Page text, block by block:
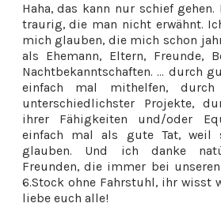
Haha, das kann nur schief
traurig, die man nicht erwähnt.
mich glauben, die mich schon
als Ehemann, Eltern, Freunde,
Nachtbekanntschaften. ... durch
einfach mal mithelfen, durch
unterschiedlichster Projekte,
ihrer Fähigkeiten und/oder
einfach mal als gute Tat, weil
glauben. Und ich danke
Freunden, die immer bei
6.Stock ohne Fahrstuhl, ihr wisst
liebe euch alle!